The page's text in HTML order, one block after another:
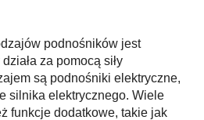
podnośników jest
za pomocą siły
są podnośniki elektryczne,
silnika elektrycznego. Wiele
funkcje dodatkowe, takie jak